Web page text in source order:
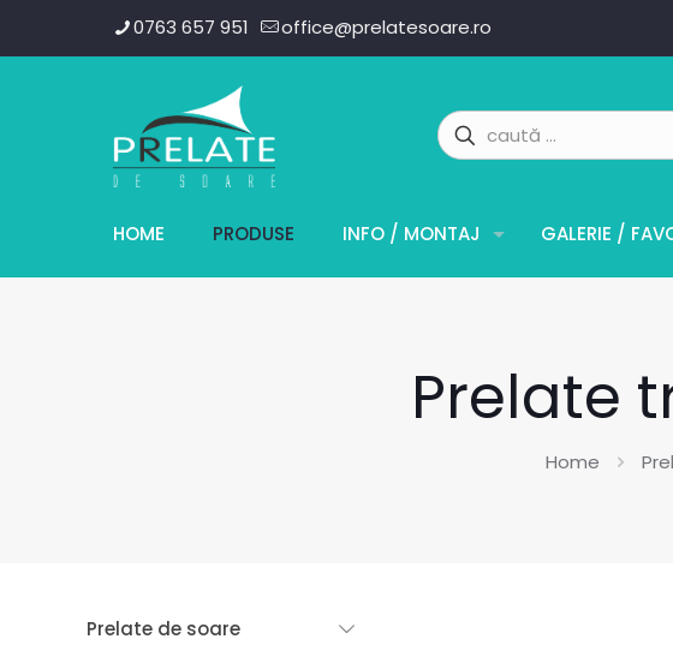
0763 657 951 office@prelatesoare.ro
HOME PRODUSE INFO / MONTAJ GALERIE /
Prelate
Home
Prelate de soare